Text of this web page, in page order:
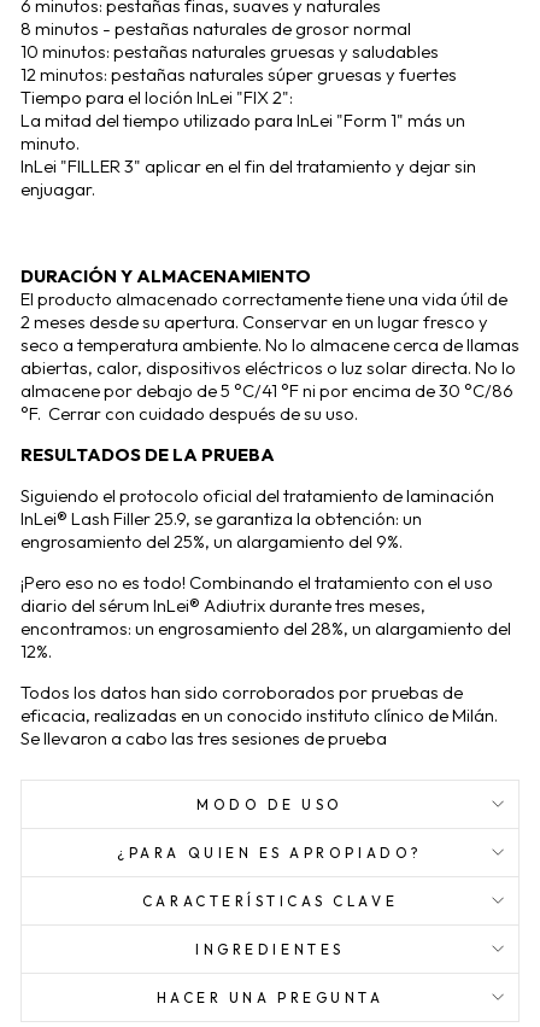
6 minutos: pestañas finas, suaves y naturales
8 minutos - pestañas naturales de grosor normal
10 minutos: pestañas naturales gruesas y saludables
12 minutos: pestañas naturales súper gruesas y fuertes
Tiempo para el loción InLei "FIX 2":
La mitad del tiempo utilizado para InLei "Form 1" más un
minuto.
InLei "FILLER 3" aplicar en el fin del tratamiento y dejar sin
enjuagar.
DURACIÓN Y ALMACENAMIENTO
El producto almacenado correctamente tiene una vida útil de
2 meses desde su apertura. Conservar en un lugar fresco y
seco a temperatura ambiente. No lo almacene cerca de llamas
abiertas, calor, dispositivos eléctricos o luz solar directa. No lo
almacene por debajo de 5 °C/41 °F ni por encima de 30 °C/86
°F. Cerrar con cuidado después de su uso.
RESULTADOS DE LA PRUEBA
Siguiendo el protocolo oficial del tratamiento de laminación
InLei® Lash Filler 25.9, se garantiza la obtención: un
engrosamiento del 25%, un alargamiento del 9%.
¡Pero eso no es todo! Combinando el tratamiento con el uso
diario del sérum InLei® Adiutrix durante tres meses,
encontramos: un engrosamiento del 28%, un alargamiento del
12%.
Todos los datos han sido corroborados por pruebas de
eficacia, realizadas en un conocido instituto clínico de Milán.
Se llevaron a cabo las tres sesiones de prueba
MODO DE USO
¿PARA QUIEN ES APROPIADO?
CARACTERÍSTICAS CLAVE
INGREDIENTES
HACER UNA PREGUNTA